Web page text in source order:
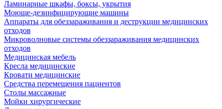
Ламинарные шкафы, боксы, укрытия
Моюще-дезинфицирующие машины
Аппараты для обеззараживания и деструкции медицинских
отходов
Микроволновые системы обеззараживания медицинских
отходов
Медицинская мебель
Кресла медицинские
Кровати медицинские
Средства перемещения пациентов
Столы массажные
Мойки хирургические